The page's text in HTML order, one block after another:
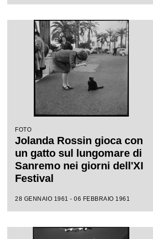
FOTO
Jolanda Rossin gioca con
un gatto sul lungomare di
Sanremo nei giorni dell'XI
Festival
28 GENNAIO 1961 - 06 FEBBRAIO 1961